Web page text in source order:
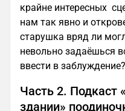
крайне интересных
нам так явно и
старушка вряд ли
невольно задаёшься
ввести в
Часть 2. Подкаст
здании»